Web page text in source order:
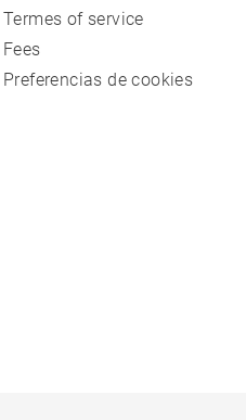
Termes of service
Fees
Preferencias de cookies